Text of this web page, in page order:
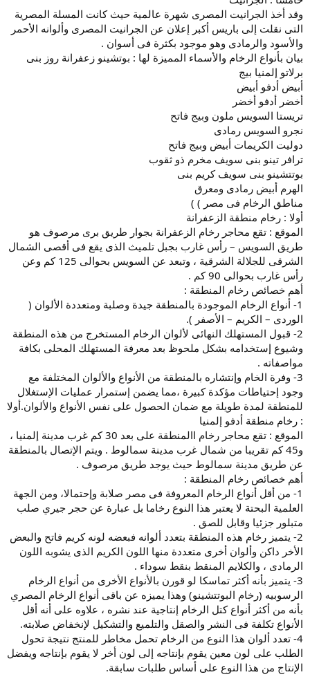
وقد أخذ الجرانيت المصرى شهرة عالمية حيث كانت المسلة المصرية
التى نقلت إلى باريس أكبر إعلان عن الجرانيت المصرى وألوانه الأحمر
والأسود والرمادى وهو موجود بكثرة فى أسوان .
بيان بأنواع الرخام والأسماء المميزة لها : بوتشينو زعفرانة روز بنى
برلاتو إلمنيا بيج
أبيض أدفو أبيض
أخضر أدفو أخضر
تريستا السويس ملون وبيج فاتح
نجرو السويس رمادى
دوليت الكريمات أبيض وبيج فاتح
ترافر تينو بنى سويف مخرم ذو ثقوب
بوتتشينو بنى سويف كريم بنى
الهرم أبيض رمادى ومعرق
مناطق الرخام فى مصر ) )
أولا : رخام منطقة الزعفرانة
الموقع : تقع محاجر رخام الزعفرانة بجوار طريق برى مرصوف هو
طريق السويس – رأس غارب بجبل تلميث الذى يقع فى أقصى الشمال
الشرقى للجلالة الشرقية ، وتبعد عن السويس بحوالى 125 كم وعن
رأس غارب بحوالى 90 كم .
أهم خصائص رخام المنطقة :
1- أنواع الرخام الموجودة بالمنطقة جيدة وصلبة ومتعددة الألوان (
الوردى – الكريم – الأصفر ).
2- قبول المستهلك النهائى لألوان الرخام المستخرج من هذه المنطقة
وشيوع إستخدامه بشكل ملحوظ بعد معرفة المستهلك المحلى بكافة
مواصفاته .
3- وفرة الخام وإنتشاره بالمنطقة من الأنواع والألوان المختلفة مع
وجود إحتياطات مؤكدة كبيرة ،مما يضمن إستمرار عمليات الإستغلال
للمنطقة لمدة طويلة مع ضمان الحصول على نفس الأنواع والألوان.أولا
: رخام منطقة أدفو إلمنيا
الموقع : تقع محاجر رخام االمنطقة على بعد 30 كم غرب مدينة إلمنيا ،
و45 كم تقريبا من شمال غرب مدينة سمالوط . ويتم الإتصال بالمنطقة
عن طريق مدينة سمالوط حيث يوجد طريق مرصوف .
أهم خصائص رخام المنطقة :
1- من أقل أنواع الرخام المعروفة فى مصر صلابة وإحتمالا، ومن الجهة
العلمية البحتة لا يعتبر هذا النوع رخاما بل عبارة عن حجر جيري صلب
متبلور جزئيا وقابل للصق .
2- يتميز رخام هذه المنطقة بتعدد ألوانه فبعضه لونه كريم فاتح والبعض
الأخر داكن وألوان أخرى متعددة منها اللون الكريم الذى يشوبه اللون
الرمادى ، والكلايم المنقط بنقط سوداء .
3- يتميز بأنه أكثر تماسكا لو قورن بالأنواع الأخرى من أنواع الرخام
الرسوبيه (رخام البوتتشينو) وهذا يميزه عن باقى أنواع الرخام المصري
بأنه من أكثر أنواع كتل الرخام إنتاجية عند نشره ، علاوه على أنه أقل
الأنواع تكلفة فى النشر والصقل والتلميع والتشكيل لإنخفاض صلابته.
4- تعدد ألوان هذا النوع من الرخام تحمل مخاطر للمنتج نتيجة تحول
الطلب على لون معين يقوم بإنتاجه إلى لون أخر لا يقوم بإنتاجه ويفضل
الإنتاج من هذا النوع على أساس طلبات سابقة.